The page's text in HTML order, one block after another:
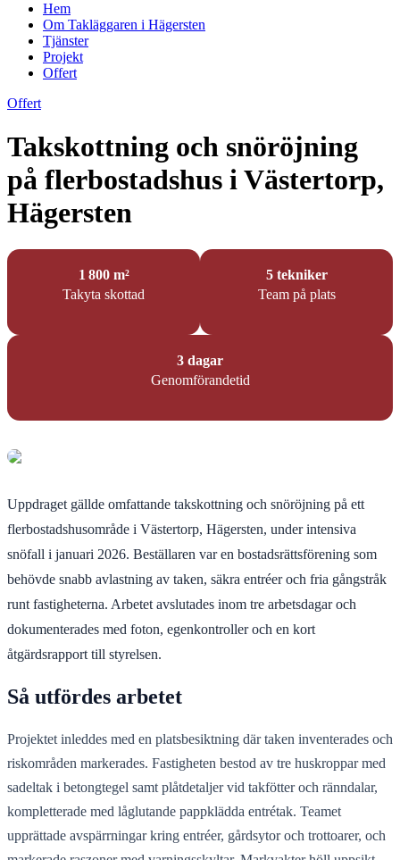
Hem
Om Takläggaren i Hägersten
Tjänster
Projekt
Offert
Offert
Takskottning och snöröjning
på flerbostadshus i Västertorp,
Hägersten
1 800 m²
Takyta skottad
5 tekniker
Team på plats
3 dagar
Genomförandetid
Uppdraget gällde omfattande takskottning och snöröjning på ett
flerbostadshusområde i Västertorp, Hägersten, under intensiva
snöfall i januari 2026. Beställaren var en bostadsrättsförening som
behövde snabb avlastning av taken, säkra entréer och fria gångstråk
runt fastigheterna. Arbetet avslutades inom tre arbetsdagar och
dokumenterades med foton, egenkontroller och en kort
åtgärdsrapport till styrelsen.
Så utfördes arbetet
Projektet inleddes med en platsbesiktning där taken inventerades och
riskområden markerades. Fastigheten bestod av tre huskroppar med
sadeltak i betongtegel samt plåtdetaljer vid takfötter och ränndalar,
kompletterade med låglutande pappklädda entrétak. Teamet
upprättade avspärrningar kring entréer, gårdsytor och trottoarer, och